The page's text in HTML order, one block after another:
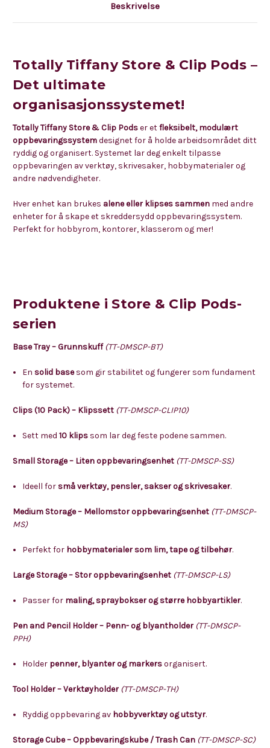
Beskrivelse
Totally Tiffany Store & Clip Pods –
Det ultimate
organisasjonssystemet!
Totally Tiffany Store & Clip Podser etfleksibelt, modulært
oppbevaringssystemdesignet for å holde arbeidsområdet ditt
ryddig og organisert. Systemet lar deg enkelt tilpasse
oppbevaringen av verktøy, skrivesaker, hobbymaterialer og
andre nødvendigheter.
Hver enhet kan brukes alene eller klipses sammen med andre
enheter for å skape et skreddersydd oppbevaringssystem.
Perfekt for hobbyrom, kontorer, klasserom og mer!
Produktene i Store & Clip Pods-
serien
Base Tray – Grunnskuff (TT-DMSCP-BT)
En solid basesom gir stabilitet og fungerer som fundament
for systemet.
Clips (10 Pack) – Klipssett (TT-DMSCP-CLIP10)
Sett med10 klips som lar deg feste podene sammen.
Small Storage – Liten oppbevaringsenhet (TT-DMSCP-SS)
Ideell for små verktøy, pensler, sakser og skrivesaker.
Medium Storage – Mellomstor oppbevaringsenhet (TT-DMSCP-
MS)
Perfekt for hobbymaterialer som lim, tape og tilbehør.
Large Storage – Stor oppbevaringsenhet (TT-DMSCP-LS)
Passer for maling, spraybokser og større hobbyartikler.
Pen and Pencil Holder – Penn- og blyantholder (TT-DMSCP-
PPH)
Holder penner, blyanter og markersorganisert.
Tool Holder – Verktøyholder (TT-DMSCP-TH)
Ryddig oppbevaring av hobbyverktøy og utstyr.
Storage Cube – Oppbevaringskube / Trash Can (TT-DMSCP-SC)